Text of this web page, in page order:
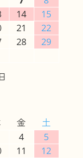
14
15
21
22
28
29
金
土
4
5
11
12